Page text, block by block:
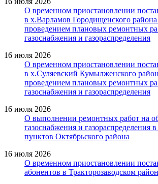
О временном приостановлении
в х.Варламов Городищенского района
проведением плановых ремонтных
газоснабжения и газораспределения
16 июля 2026
О временном приостановлении
в х.Суляевский Кумылженского
проведением плановых ремонтных
газоснабжения и газораспределения
16 июля 2026
О выполнении ремонтных работ на
газоснабжения и газораспределения
пунктов Октябрьского района
16 июля 2026
О временном приостановлении
абонентов в Тракторозаводском